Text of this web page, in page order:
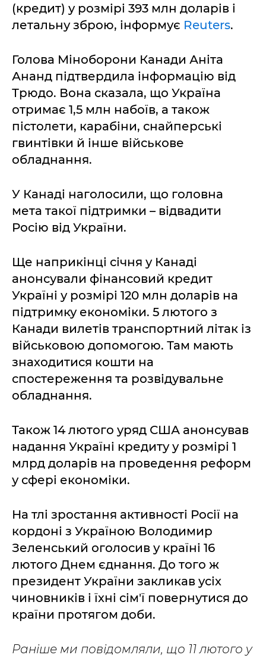
(кредит) у розмірі 393 млн доларів і
летальну зброю, інформує Reuters.
Голова Міноборони Канади Аніта
Ананд підтвердила інформацію від
Трюдо. Вона сказала, що Україна
отримає 1,5 млн набоїв, а також
пістолети, карабіни, снайперські
гвинтівки й інше військове
обладнання.
У Канаді наголосили, що головна
мета такої підтримки – відвадити
Росію від України.
Ще наприкінці січня у Канаді
анонсували фінансовий кредит
Україні у розмірі 120 млн доларів на
підтримку економіки. 5 лютого з
Канади вилетів транспортний літак із
військовою допомогою. Там мають
знаходитися кошти на
спостереження та розвідувальне
обладнання.
Також 14 лютого уряд США анонсував
надання Україні кредиту у розмірі 1
млрд доларів на проведення реформ
у сфері економіки.
На тлі зростання активності Росії на
кордоні з Україною Володимир
Зеленський оголосив у країні 16
лютого Днем єднання. До того ж
президент України закликав усіх
чиновників і їхні сім'ї повернутися до
країни протягом доби.
Раніше ми повідомляли, що 11 лютого у